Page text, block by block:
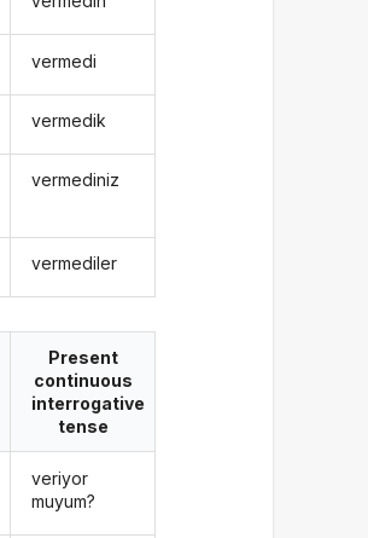
vermedi
vermedik
vermediniz
vermediler
Present
continuous
interrogative
tense
veriyor
muyum?